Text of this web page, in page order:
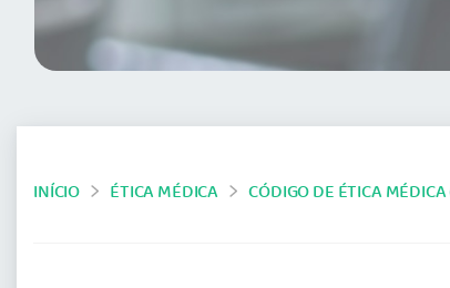
INÍCIO ÉTICA MÉDICA CÓDIGO DE ÉTICA